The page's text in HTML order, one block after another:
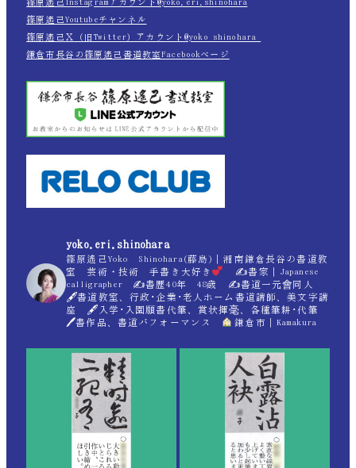
篠原遙己Instagramアカウント@yoko.eri.shinohara
篠原遙己Youtubeチャンネル
篠原遙己Ｘ（旧Twitter）アカウント@yoko_shinohara_
鎌倉市長谷の篠原遙己書道教室Facebookページ
yoko.eri.shinohara
篠原遙己Yoko Shinohara(藤島)｜湘南鎌倉長谷の書道教
室 芸術・技術 手書き大好き
✍書家｜Japanese
calligrapher ✍書歴40年 48歳 ✍書道一元會同人
🖋書道教室、行政･企業･老人ホーム書道講師、美文字講
座 🖋入学･入園願書代筆、賞状揮毫、各種筆耕･代筆
🖊書作品、書道パフォーマンス
鎌倉市｜Kamakura